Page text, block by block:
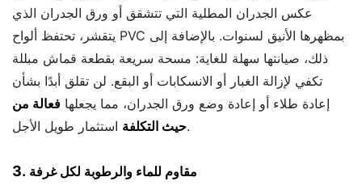
عكس الجدران المطلية التي تتشقق أو ورق الجدران الذي
يتقشر، تحتفظ ألواح PVC بمظهرها الأنيق لسنوات. بالإضافة إلى
ذلك، صيانتها سهلة للغاية: مسحة سريعة بقطعة قماش مبللة
تكفي لإزالة الغبار أو الانسكابات أو البقع. لن تقلق أبدًا بشأن
إعادة طلاء أو إعادة وضع ورق الجدران، مما يجعلها فعالة من
حيث التكلفةاستثمار طويل الأجل.
3. مقاوم للماء والرطوبة لكل غرفة